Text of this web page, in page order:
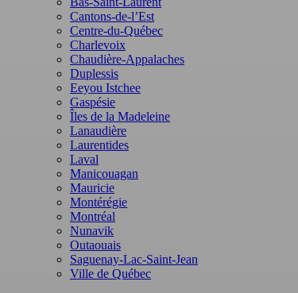
Cantons-de-l’Est
Centre-du-Québec
Charlevoix
Chaudière-Appalaches
Duplessis
Eeyou Istchee
Gaspésie
Îles de la Madeleine
Lanaudière
Laurentides
Laval
Manicouagan
Mauricie
Montérégie
Montréal
Nunavik
Outaouais
Saguenay-Lac-Saint-Jean
Ville de Québec